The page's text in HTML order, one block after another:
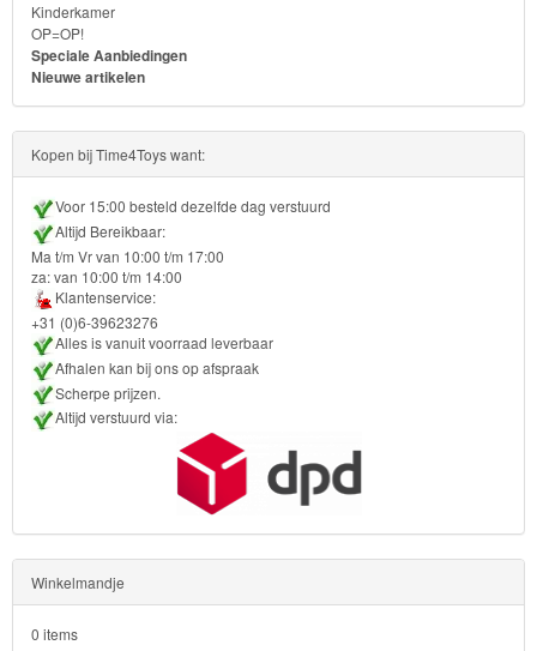
tunes
Minions
Ben
10
Fairies
Megabloks
Monster
High
My
Dory
Planes
Kinderkamer
OP=OP!
Speciale Aanbiedingen
Nieuwe artikelen
Kopen bij Time4Toys want:
Voor 15:00 besteld dezelfde dag verstuurd
Altijd Bereikbaar:
Ma t/m Vr van 10:00 t/m 17:00
za: van 10:00 t/m 14:00
Klantenservice:
+31 (0)6-39623276
Alles is vanuit voorraad leverbaar
Afhalen kan bij ons op afspraak
Scherpe prijzen.
Altijd verstuurd via:
Winkelmandje
0 items